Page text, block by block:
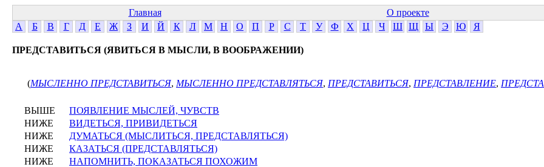
Главная О проекте
А
Б В Г Д Е Ж З И Й К Л М Н О П Р С Т У Ф Х Ц Ч Ш Щ Ы Э Ю Я
ПРЕДСТАВИТЬСЯ (ЯВИТЬСЯ В МЫСЛИ, В ВООБРАЖЕНИИ)
(МЫСЛЕННО ПРЕДСТАВИТЬСЯ, МЫСЛЕННО ПРЕДСТАВЛЯТЬСЯ, ПРЕДСТАВИТЬСЯ, ПРЕДСТАВЛЕНИЕ,
ВЫШЕ
ПОЯВЛЕНИЕ МЫСЛЕЙ, ЧУВСТВ
НИЖЕ
ВИДЕТЬСЯ, ПРИВИДЕТЬСЯ
НИЖЕ
ДУМАТЬСЯ (МЫСЛИТЬСЯ, ПРЕДСТАВЛЯТЬСЯ)
НИЖЕ
КАЗАТЬСЯ (ПРЕДСТАВЛЯТЬСЯ)
НИЖЕ
НАПОМНИТЬ, ПОКАЗАТЬСЯ ПОХОЖИМ